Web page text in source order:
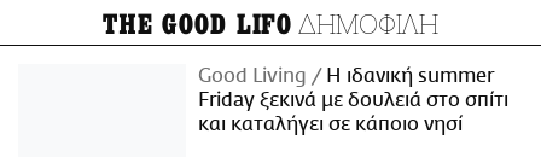
THE GOOD LIFO ΔΗΜΟΦΙΛΗ
Good Living
Η ιδανική summer
Friday ξεκινά με δουλειά στο σπίτι
και καταλήγει σε κάποιο νησί